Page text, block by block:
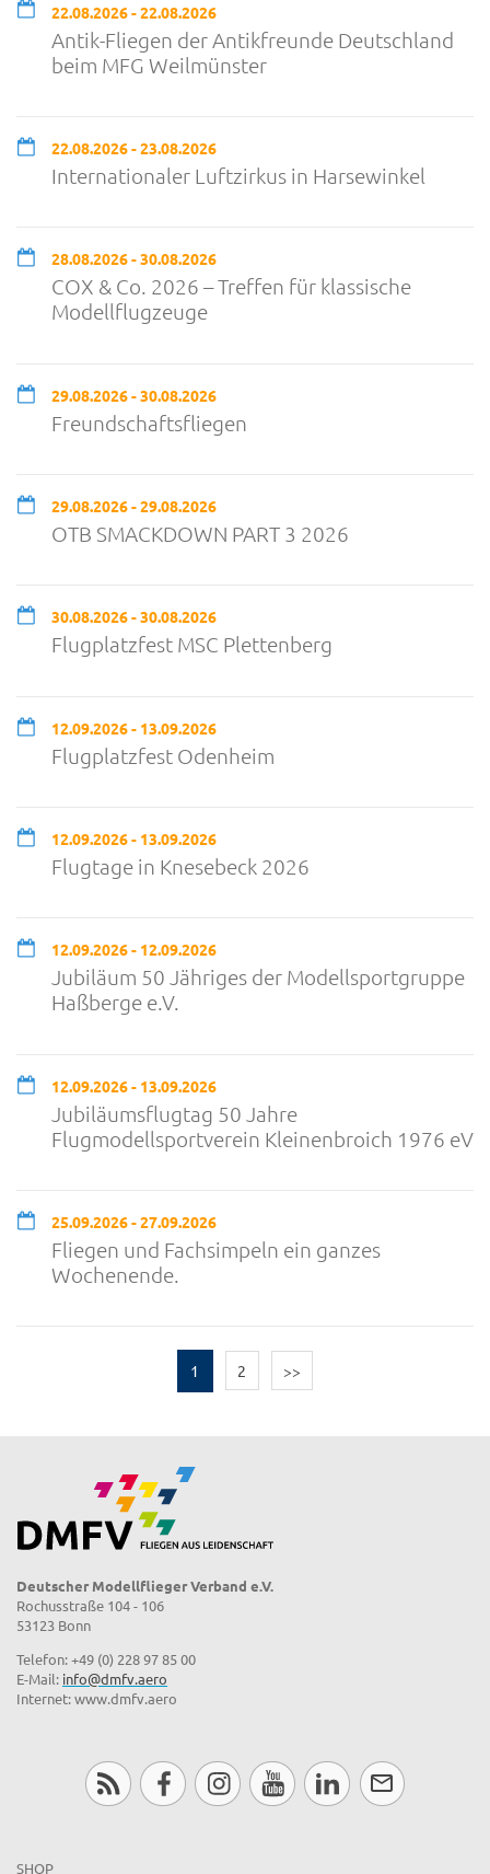
22.08.2026 - 22.08.2026
Antik-Fliegen der Antikfreunde Deutschland
beim MFG Weilmünster
22.08.2026 - 23.08.2026
Internationaler Luftzirkus in Harsewinkel
28.08.2026 - 30.08.2026
COX & Co. 2026 – Treffen für klassische
Modellflugzeuge
29.08.2026 - 30.08.2026
Freundschaftsfliegen
29.08.2026 - 29.08.2026
OTB SMACKDOWN PART 3 2026
30.08.2026 - 30.08.2026
Flugplatzfest MSC Plettenberg
12.09.2026 - 13.09.2026
Flugplatzfest Odenheim
12.09.2026 - 13.09.2026
Flugtage in Knesebeck 2026
12.09.2026 - 12.09.2026
Jubiläum 50 Jähriges der Modellsportgruppe
Haßberge e.V.
12.09.2026 - 13.09.2026
Jubiläumsflugtag 50 Jahre
Flugmodellsportverein Kleinenbroich 1976 eV
25.09.2026 - 27.09.2026
Fliegen und Fachsimpeln ein ganzes
Wochenende.
1 2 >>
Deutscher Modellflieger Verband e.V.
Rochusstraße 104 - 106
53123 Bonn
Telefon: +49 (0) 228 97 85 00
E-Mail: info@dmfv.aero
Internet: www.dmfv.aero
SHOP